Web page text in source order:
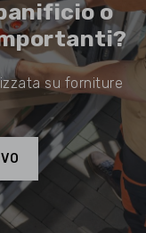
o
su forniture